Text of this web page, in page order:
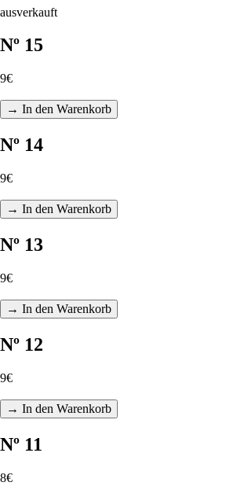
ausverkauft
Nº 15
9€
→ In den Warenkorb
Nº 14
9€
→ In den Warenkorb
Nº 13
9€
→ In den Warenkorb
Nº 12
9€
→ In den Warenkorb
Nº 11
8€